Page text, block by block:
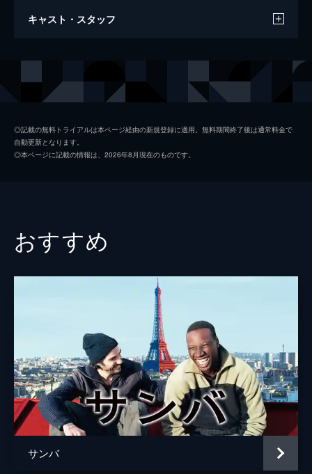
83歳のやさしいスパイ
キャスト・スタッフ
◎記載の無料トライアルは本ページ経由の新規登録に適用。無料期間終了後は通常料金で
自動更新となります。
◎本ページに記載の情報は、2026年8月現在のものです。
おすすめ
サンバ